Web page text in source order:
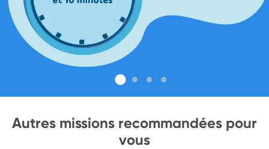
Autres missions recommandées pour
vous